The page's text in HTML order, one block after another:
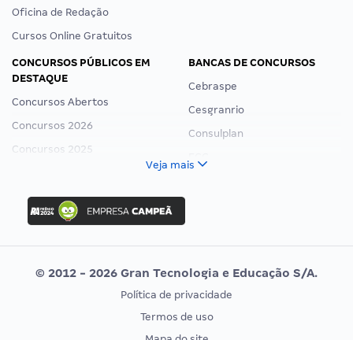
Oficina de Redação
Cursos Online Gratuitos
CONCURSOS PÚBLICOS EM
DESTAQUE
Concursos Abertos
Concursos 2026
Concursos 2025
Concurso Nacional Unificado
Concurso Ibama
Concurso MPU
Editais publicados
BANCAS DE CONCURSOS
Cebraspe
Cesgranrio
Consulplan
Vunesp
CONCURSOS POR PROFISSÃO
EXAME DE ORDEM
Veja mais
© 2012 - 2026 Gran Tecnologia e Educação S/A.
Política de privacidade
Termos de uso